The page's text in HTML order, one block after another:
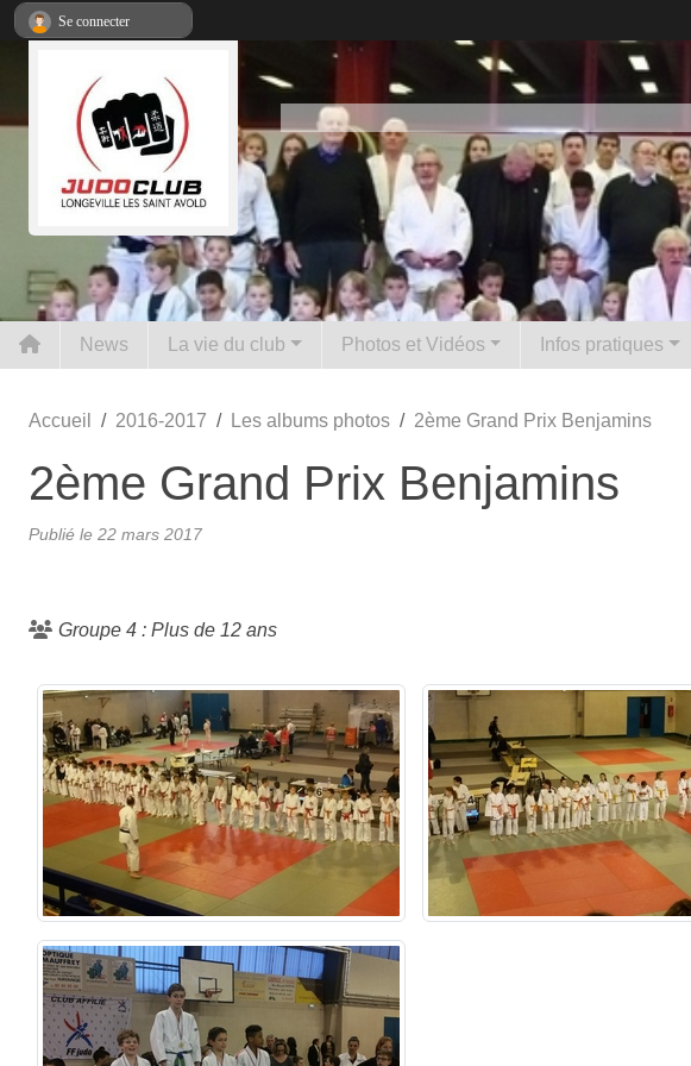
News La vie du club Photos et Vidéos Infos pratiques
Accueil 2016-2017 Les albums photos 2ème Grand Prix Benjamins
2ème Grand Prix Benjamins
Publié le 22 mars 2017
Groupe 4 : Plus de 12 ans
Se connecter
Panneau de gestion des cookies